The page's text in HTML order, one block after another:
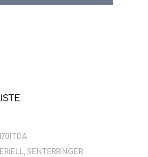
,SENTERRINGER